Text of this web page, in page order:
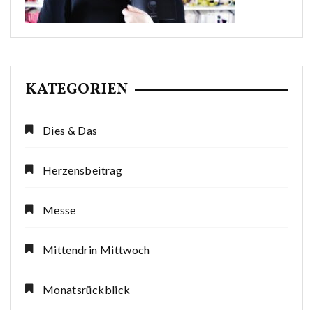
KATEGORIEN
Dies & Das
Herzensbeitrag
Messe
Mittendrin Mittwoch
Monatsrückblick